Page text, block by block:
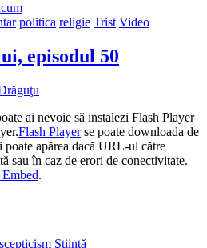
politica religie Trist Video
episodul 50
ai nevoie să instalezi Flash Player
Flash Playerse poate downloada de
poate apărea dacă URL-ul către
sau în caz de erori de conectivitate.
.
scepticism Ştiinţă